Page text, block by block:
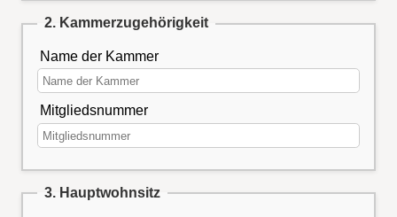
2. Kammerzugehörigkeit
Name der Kammer
Mitgliedsnummer
3. Hauptwohnsitz